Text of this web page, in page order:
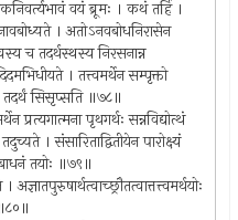
वयं ब्रूमः । कथं तर्हि ।
। अतोऽनवबोधनिरासेन
च तदर्थस्थस्य निरसनान्न
। तत्त्वमर्थेन सम्पृक्तो
तदर्थं सिसृप्सति ॥७८॥
प्रत्यगात्मना पृथगर्थः सन्नविद्योत्थं
। संसारिताद्वितीयेन पारोक्ष्यं
बाधनं तयोः ॥७९॥